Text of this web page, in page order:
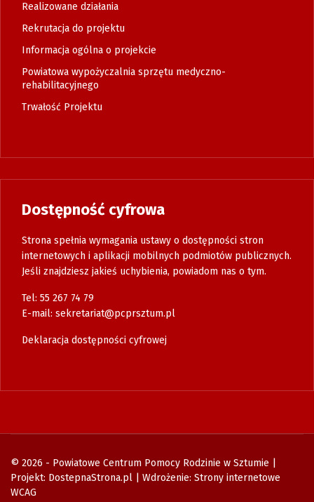
Realizowane działania
Rekrutacja do projektu
Informacja ogólna o projekcie
Powiatowa wypożyczalnia sprzętu medyczno-
rehabilitacyjnego
Trwałość Projektu
Dostępność cyfrowa
Strona spełnia wymagania ustawy o dostępności stron
internetowych i aplikacji mobilnych podmiotów publicznych.
Jeśli znajdziesz jakieś uchybienia, powiadom nas o tym.
Tel: 55 267 74 79
E-mail: sekretariat@pcprsztum.pl
Deklaracja dostępności cyfrowej
© 2026 - Powiatowe Centrum Pomocy Rodzinie w Sztumie |
Projekt: DostepnaStrona.pl | Wdrożenie: Strony internetowe
WCAG